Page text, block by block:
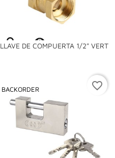
LLAVE DE COMPUERTA 1/2" VERT

BACKORDER favorite_border